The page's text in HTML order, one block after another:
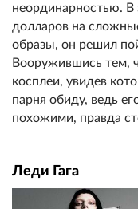
неординарностью. В
долларов на
образы, он решил
Вооружившись тем,
косплеи, увидев
парня обиду, ведь
похожими, правда
Леди Гага